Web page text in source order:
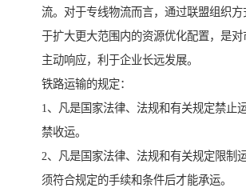
流。对于专线物流而言，通过联盟组织方
于扩大更大范围内的资源优化配置，是
主动响应，利于企业长远发展。
铁路运输的规定：
1、凡是国家法律、法规和有关规定禁止
禁收运。
2、凡是国家法律、法规和有关规定限制
须符合规定的手续和条件后才能承运。